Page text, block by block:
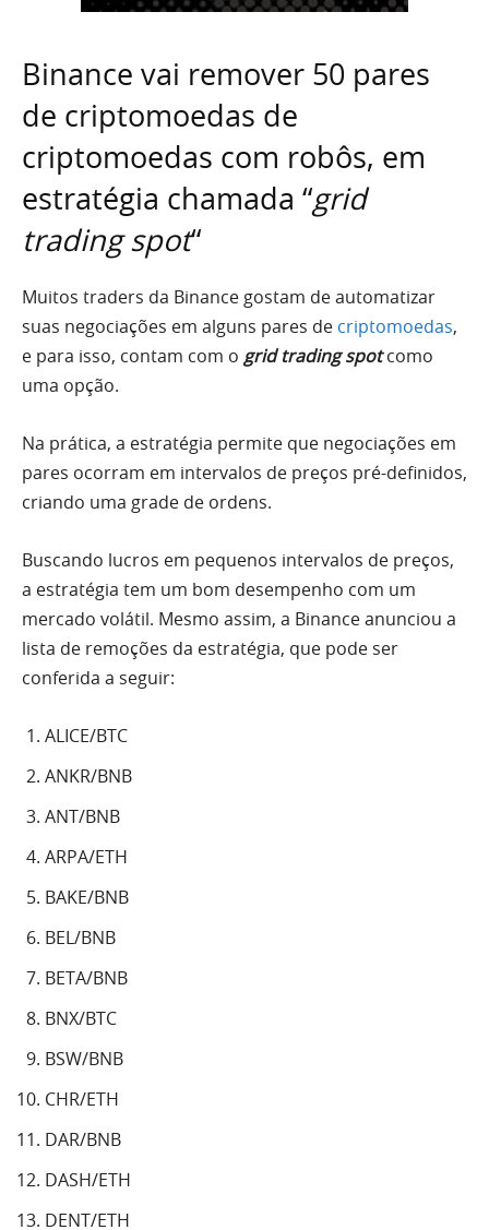
Binance vai remover 50 pares
de criptomoedas de
criptomoedas com robôs, em
estratégia chamada “grid
trading spot“
Muitos traders da Binance gostam de automatizar
suas negociações em alguns pares de criptomoedas,
e para isso, contam com o grid trading spotcomo
uma opção.
Na prática, a estratégia permite que negociações em
pares ocorram em intervalos de preços pré-definidos,
criando uma grade de ordens.
Buscando lucros em pequenos intervalos de preços,
a estratégia tem um bom desempenho com um
mercado volátil. Mesmo assim, a Binance anunciou a
lista de remoções da estratégia, que pode ser
conferida a seguir:
ALICE/BTC
ANKR/BNB
ANT/BNB
ARPA/ETH
BAKE/BNB
BEL/BNB
BETA/BNB
BNX/BTC
BSW/BNB
CHR/ETH
DAR/BNB
DASH/ETH
DENT/ETH